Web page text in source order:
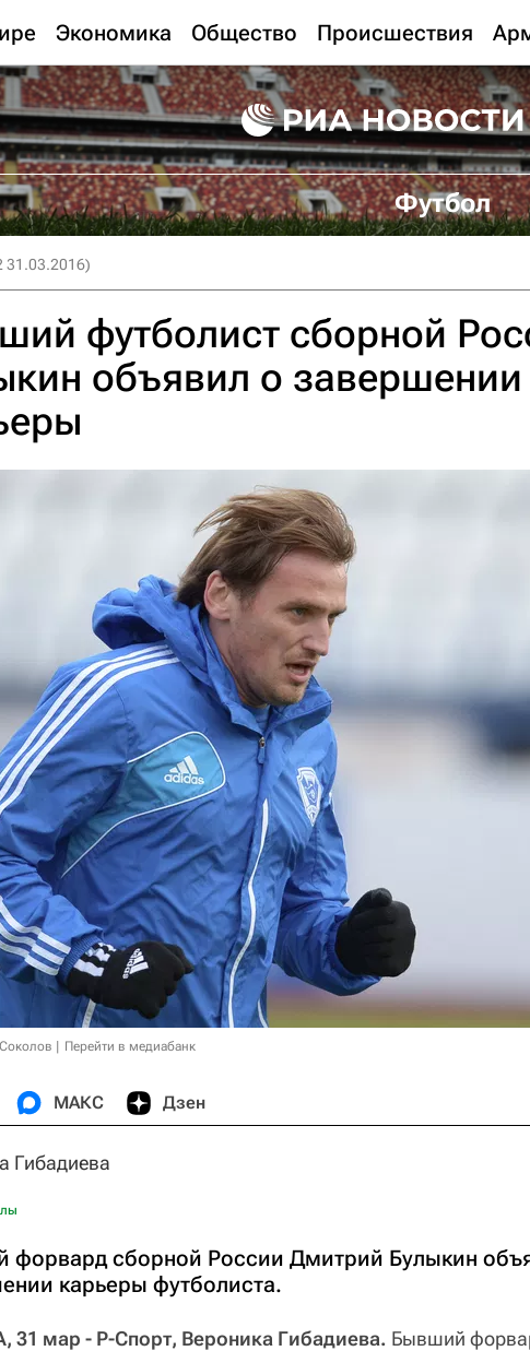
Экономика Общество Происшествия
Футбол
31.03.2016)
футболист сборной
объявил о завершении
Перейти в медиабанк
МАКС Дзен
Гибадиева
форвард сборной России Дмитрий Булыкин
карьеры футболиста.
31 мар - Р-Спорт, Вероника Гибадиева. Бывший